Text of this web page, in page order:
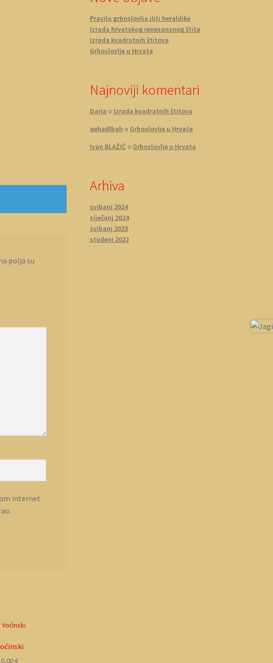
polja su
internet
0,00€
Pravila grboslovlja iliti heraldike
Izrada hrvatskog renesansnog štita
Izrada kvadratnih štitova
Grboslovlje u Hrvata
Najnoviji komentari
Darja o Izrada kvadratnih štitova
qehadlbah o Grboslovlje u Hrvata
Ivan BLAŽIĆo Grboslovlje u Hrvata
Arhiva
svibanj 2024
siječanj 2024
svibanj 2023
studeni 2022